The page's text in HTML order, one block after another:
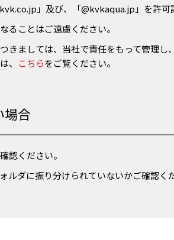
」及び、「@kvkaqua.jp」を許可
ることはご遠慮ください。
きましては、当社で責任をもって管理し
、 こちらをご覧ください。
場合
認ください。
ルダに振り分けられていないかご確認く